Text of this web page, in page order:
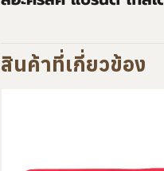
สินค้าที่เกี่ยวข้อง